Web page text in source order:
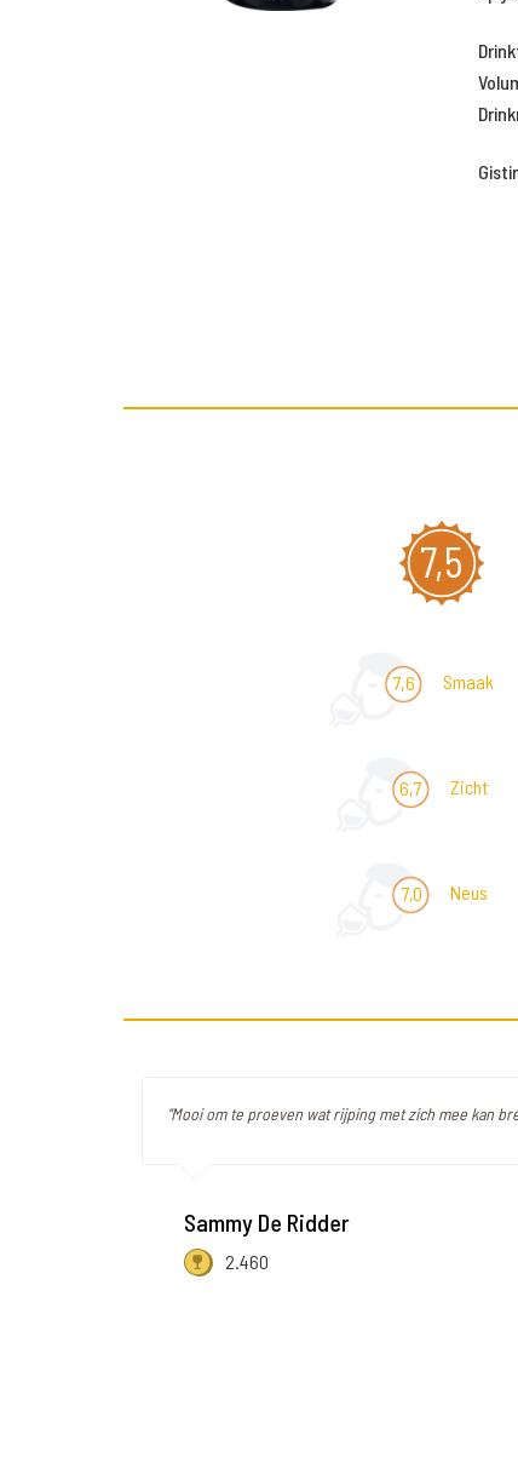
7,5
7,6 Smaak
6,7 Zicht
7,0 Neus
"Mooi om te proeven wat rijping met zich mee kan
Sammy De Ridder
2.460